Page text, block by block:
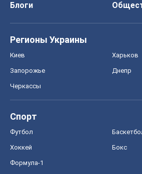
Блоги
Регионы Украины
Киев Харьков
Запорожье Днепр
Черкассы
Спорт
Футбол
Хоккей Бокс
Формула-1